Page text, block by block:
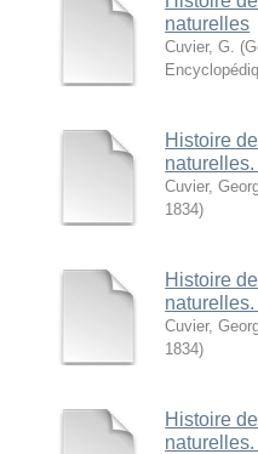
naturelles
Cuvier, G.
Histoire
naturelles.
Cuvier,
1834)
Histoire
naturelles.
Cuvier,
1834)
Histoire
naturelles.